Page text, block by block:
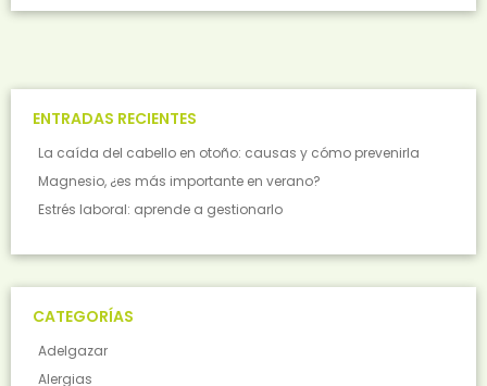
ENTRADAS RECIENTES
La caída del cabello en otoño: causas y cómo prevenirla
Magnesio, ¿es más importante en verano?
Estrés laboral: aprende a gestionarlo
CATEGORÍAS
Adelgazar
Alergias